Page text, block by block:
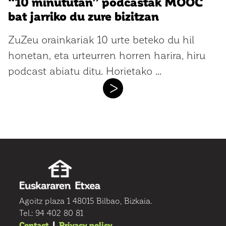
bat jarriko du zure bizitzan
ZuZeu orainkariak 10 urte beteko du hil
honetan, eta urteurren horren harira, hiru
podcast abiatu ditu. Horietako ...
>
Agoitz plaza 1 48015 Bilbao, Bizkaia.
Tel.: 94 402 80 81